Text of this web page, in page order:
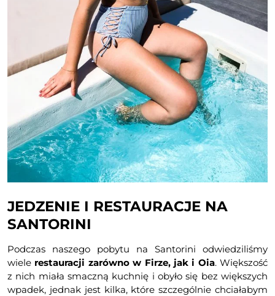
JEDZENIE I RESTAURACJE NA
SANTORINI
Podczas naszego pobytu na Santorini odwiedziliśmy
wiele restauracji zarówno w Firze, jak i Oia. Większość
z nich miała smaczną kuchnię i obyło się bez większych
wpadek, jednak jest kilka, które szczególnie chciałabym